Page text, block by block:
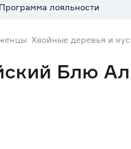
Программа лояльности
Хвойные деревья и
Блю